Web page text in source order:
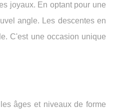
joyaux. En optant pour une
angle. Les descentes en
C'est une occasion unique
âges et niveaux de forme